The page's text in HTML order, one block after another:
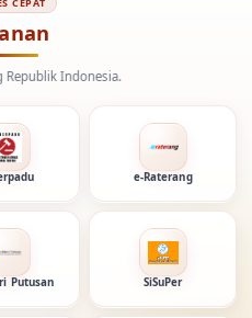
e-Raterang
Putusan SiSuPer